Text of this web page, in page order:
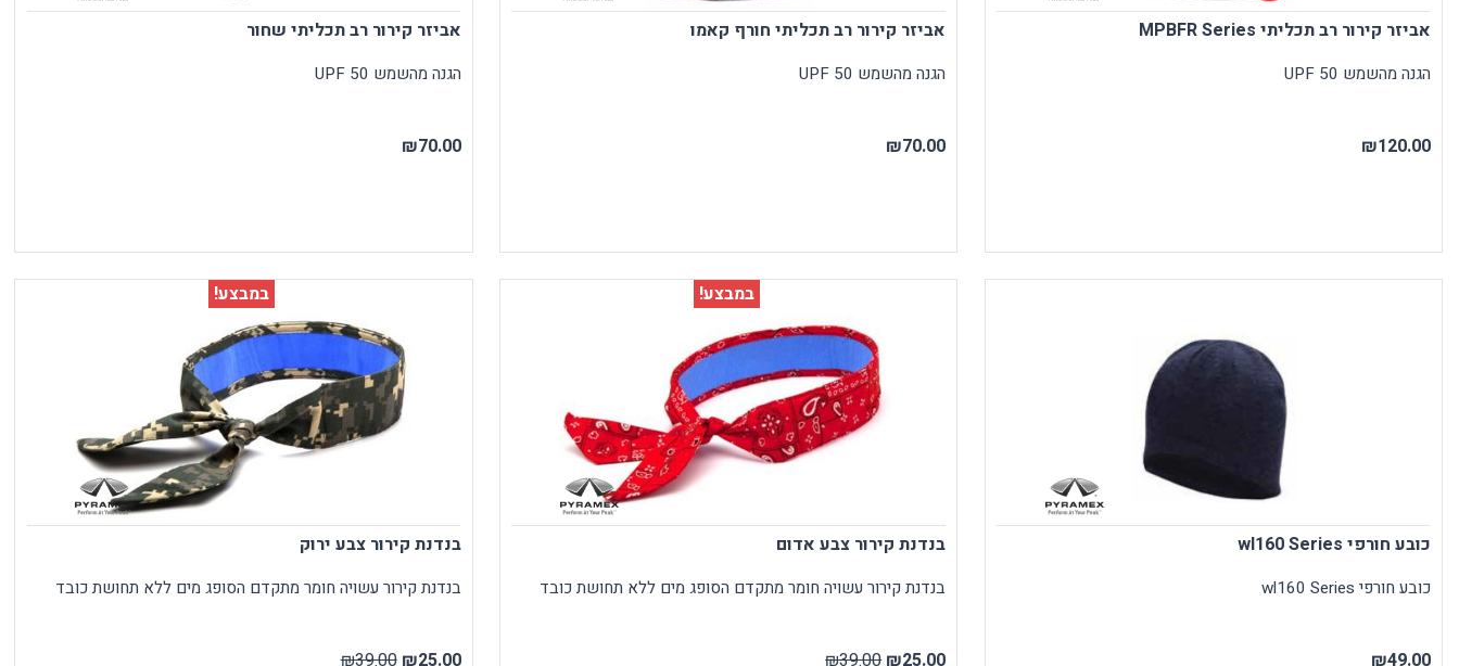
אביזר קירור רב תכליתי MPBFR Series
הגנה מהשמש UPF 50
₪120.00
אביזר קירור רב תכליתי חורף קאמו
הגנה מהשמש UPF 50
₪70.00
אביזר קירור רב תכליתי שחור
הגנה מהשמש UPF 50
₪70.00
כובע חורפי wl160 Series
כובע חורפי wl160 Series
₪49.00
במבצע!
בנדנת קירור צבע אדום
בנדנת קירור עשויה חומר מתקדם הסופג מים ללא תחושת כובד
₪25.00
₪39.00
במבצע!
בנדנת קירור צבע ירוק
בנדנת קירור עשויה חומר מתקדם הסופג מים ללא תחושת כובד
₪25.00
₪39.00